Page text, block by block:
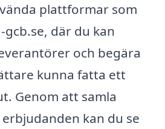
plattformar som
där du kan
och begära
kunna fatta ett
Genom att samla
kan du se